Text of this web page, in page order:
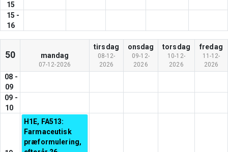
15
15 -
16
50 mandag
07-12-2026
tirsdag
08-12-
2026
onsdag
09-12-
2026
torsdag
10-12-
2026
fredag
11-12-
2026
08 -
09
09 -
10
H1E, FA513:
Farmaceutisk
præformulering,